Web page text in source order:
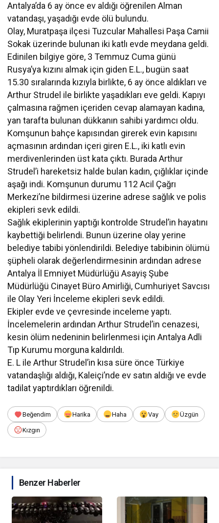
Antalya’da 6 ay önce ev aldığı öğrenilen Alman
vatandaşı, yaşadığı evde ölü bulundu.
Olay, Muratpaşa ilçesi Tuzcular Mahallesi Paşa Camii
Sokak üzerinde bulunan iki katlı evde meydana geldi.
Edinilen bilgiye göre, 3 Temmuz Cuma günü
Rusya’ya kızını almak için giden E.L., bugün saat
15.30 sıralarında kızıyla birlikte, 6 ay önce aldıkları ve
Arthur Strudel ile birlikte yaşadıkları eve geldi. Kapıyı
çalmasına rağmen içeriden cevap alamayan kadına,
yan tarafta bulunan dükkanın sahibi yardımcı oldu.
Komşunun bahçe kapısından girerek evin kapısını
açmasının ardından içeri giren E.L., iki katlı evin
merdivenlerinden üst kata çıktı. Burada Arthur
Strudel’i hareketsiz halde bulan kadın, çığlıklar içinde
aşağı indi. Komşunun durumu 112 Acil Çağrı
Merkezi’ne bildirmesi üzerine adrese sağlık ve polis
ekipleri sevk edildi.
Sağlık ekiplerinin yaptığı kontrolde Strudel’in hayatını
kaybettiği belirlendi. Bunun üzerine olay yerine
belediye tabibi yönlendirildi. Belediye tabibinin ölümü
şüpheli olarak değerlendirmesinin ardından adrese
Antalya İl Emniyet Müdürlüğü Asayiş Şube
Müdürlüğü Cinayet Büro Amirliği, Cumhuriyet Savcısı
ile Olay Yeri İnceleme ekipleri sevk edildi.
Ekipler evde ve çevresinde inceleme yaptı.
İncelemelerin ardından Arthur Strudel’in cenazesi,
kesin ölüm nedeninin belirlenmesi için Antalya Adli
Tıp Kurumu morguna kaldırıldı.
E. L ile Arthur Strudel’in kısa süre önce Türkiye
vatandaşlığı aldığı, Kaleiçi’nde ev satın aldığı ve evde
tadilat yaptırdıkları öğrenildi.
Beğendim Harika Haha Vay Üzgün
Kızgın
Benzer Haberler